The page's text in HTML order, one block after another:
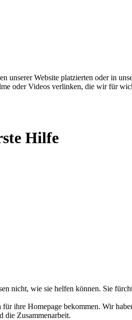
Website platzierten oder in
oder Videos verlinken, die wir für
Hilfe
nicht, wie sie helfen können. Sie
ihre Homepage bekommen. Wir
die Zusammenarbeit.